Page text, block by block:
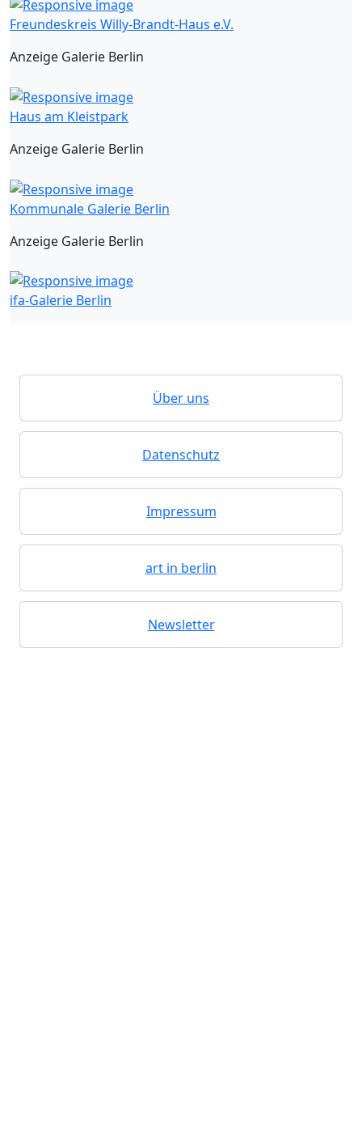
Freundeskreis Willy-Brandt-Haus e.V.
Anzeige Galerie Berlin
Haus am Kleistpark
Anzeige Galerie Berlin
Kommunale Galerie Berlin
Anzeige Galerie Berlin
ifa-Galerie Berlin
Über uns
Datenschutz
Impressum
art in berlin
Newsletter